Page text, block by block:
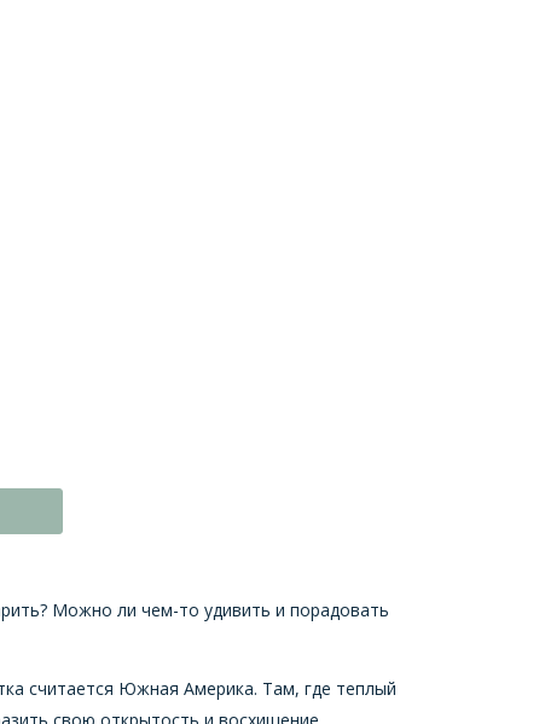
Можно ли чем-то удивить и порадовать
считается Южная Америка. Там, где теплый